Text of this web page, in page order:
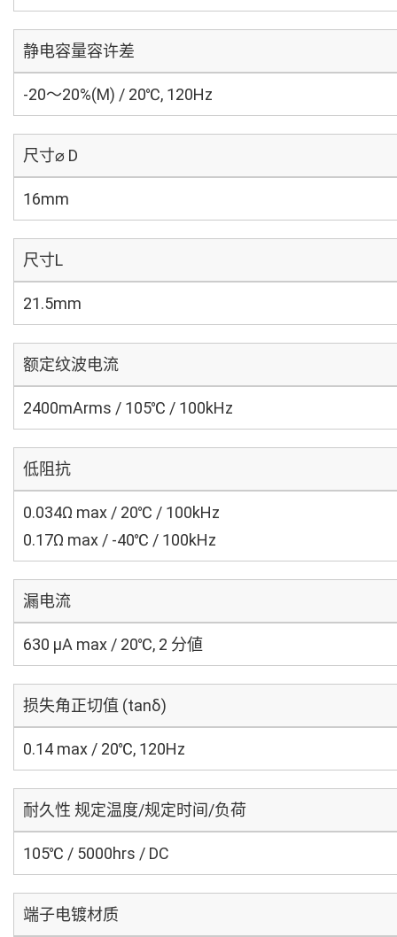
静电容量容许差
-20～20%(M) / 20℃, 120Hz
尺寸⌀ D
16mm
尺寸L
21.5mm
额定纹波电流
2400mArms / 105℃ / 100kHz
低阻抗
0.034Ω max / 20℃ / 100kHz
0.17Ω max / -40℃ / 100kHz
漏电流
630 μA max / 20℃, 2 分値
损失角正切值 (tanδ)
0.14 max / 20℃, 120Hz
耐久性 规定温度/规定时间/负荷
105℃ / 5000hrs / DC
端子电镀材质